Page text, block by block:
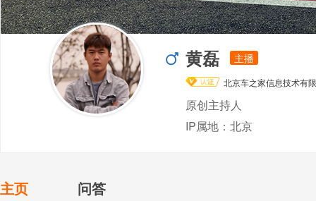
黄磊 主播
北京车之家信息技术有
原创主持人
IP属地：北京
主页 问答